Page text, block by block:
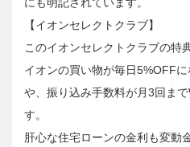
【イオンセレクトクラブ】
このイオンセレクトクラブの特
イオンの買い物が毎日5%OFF
や、振り込み手数料が月3回ま
す。
肝心な住宅ローンの金利も変動